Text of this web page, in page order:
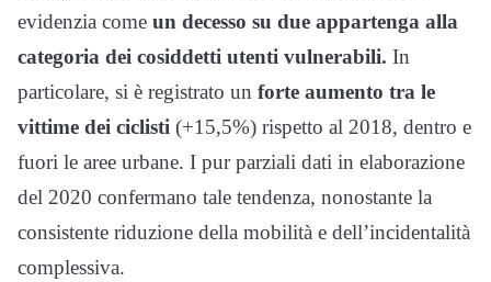
evidenzia come un decesso su due appartenga alla
categoria dei cosiddetti utenti vulnerabili. In
particolare, si è registrato un forte aumento tra le
vittime dei ciclisti (+15,5%) rispetto al 2018, dentro e
fuori le aree urbane. I pur parziali dati in elaborazione
del 2020 confermano tale tendenza, nonostante la
consistente riduzione della mobilità e dell’incidentalità
complessiva.